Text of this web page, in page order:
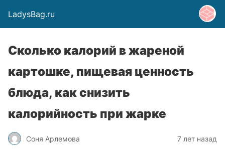
LadysBag.ru
Сколько калорий в жареной
картошке, пищевая ценность
блюда, как снизить
калорийность при жарке
Соня Арлемова 7 лет назад